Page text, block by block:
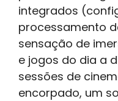
integrados
processamento
sensação de
e jogos do dia a
sessões de
encorpado, um